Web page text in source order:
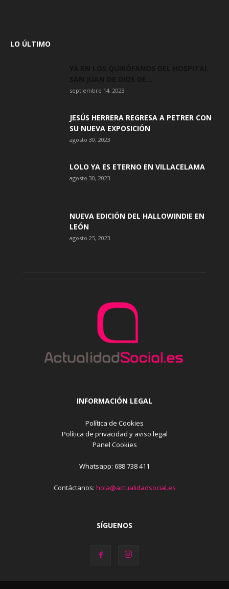
LO ÚLTIMO
septiembre 14, 2023
JESÚS HERRERA REGRESA A PETRER CON
SU NUEVA EXPOSICIÓN
agosto 30, 2023
LOLO YA ES ETERNO EN VILLACELAMA
agosto 30, 2023
NUEVA EDICIÓN DEL HALLOWINDIE EN
LEÓN
agosto 25, 2023
INFORMACIÓN LEGAL
Política de Cookies
Política de privacidad y aviso legal
Panel Cookies
Whatsapp: 688 738 411
Contáctanos: hola@actualidadsocial.es
SÍGUENOS